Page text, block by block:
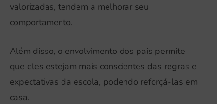
valorizadas, tendem a melhorar seu
comportamento.
Além disso, o envolvimento dos pais permite
que eles estejam mais conscientes das regras e
expectativas da escola, podendo reforçá-las em
casa.